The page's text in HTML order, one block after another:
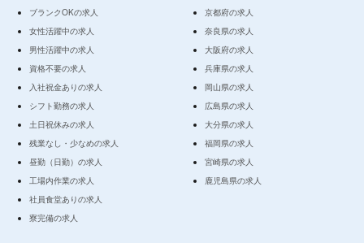
ブランクOKの求人
女性活躍中の求人
男性活躍中の求人
資格不要の求人
入社祝金ありの求人
シフト勤務の求人
土日祝休みの求人
残業なし・少なめの求人
昼勤（日勤）の求人
工場内作業の求人
社員食堂ありの求人
寮完備の求人
京都府の求人
奈良県の求人
大阪府の求人
兵庫県の求人
岡山県の求人
広島県の求人
大分県の求人
福岡県の求人
宮崎県の求人
鹿児島県の求人